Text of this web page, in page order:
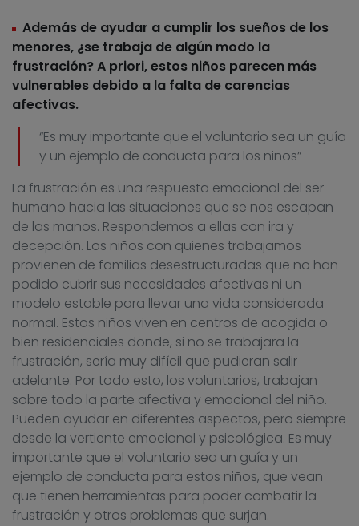
Además de ayudar a cumplir los sueños de los
menores, ¿se trabaja de algún modo la
frustración? A priori, estos niños parecen más
vulnerables debido a la falta de carencias
afectivas.
“Es muy importante que el voluntario sea un guía
y un ejemplo de conducta para los niños”
La frustración es una respuesta emocional del ser
humano hacia las situaciones que se nos escapan
de las manos. Respondemos a ellas con ira y
decepción. Los niños con quienes trabajamos
provienen de familias desestructuradas que no han
podido cubrir sus necesidades afectivas ni un
modelo estable para llevar una vida considerada
normal. Estos niños viven en centros de acogida o
bien residenciales donde, si no se trabajara la
frustración, sería muy difícil que pudieran salir
adelante. Por todo esto, los voluntarios, trabajan
sobre todo la parte afectiva y emocional del niño.
Pueden ayudar en diferentes aspectos, pero siempre
desde la vertiente emocional y psicológica. Es muy
importante que el voluntario sea un guía y un
ejemplo de conducta para estos niños, que vean
que tienen herramientas para poder combatir la
frustración y otros problemas que surjan.